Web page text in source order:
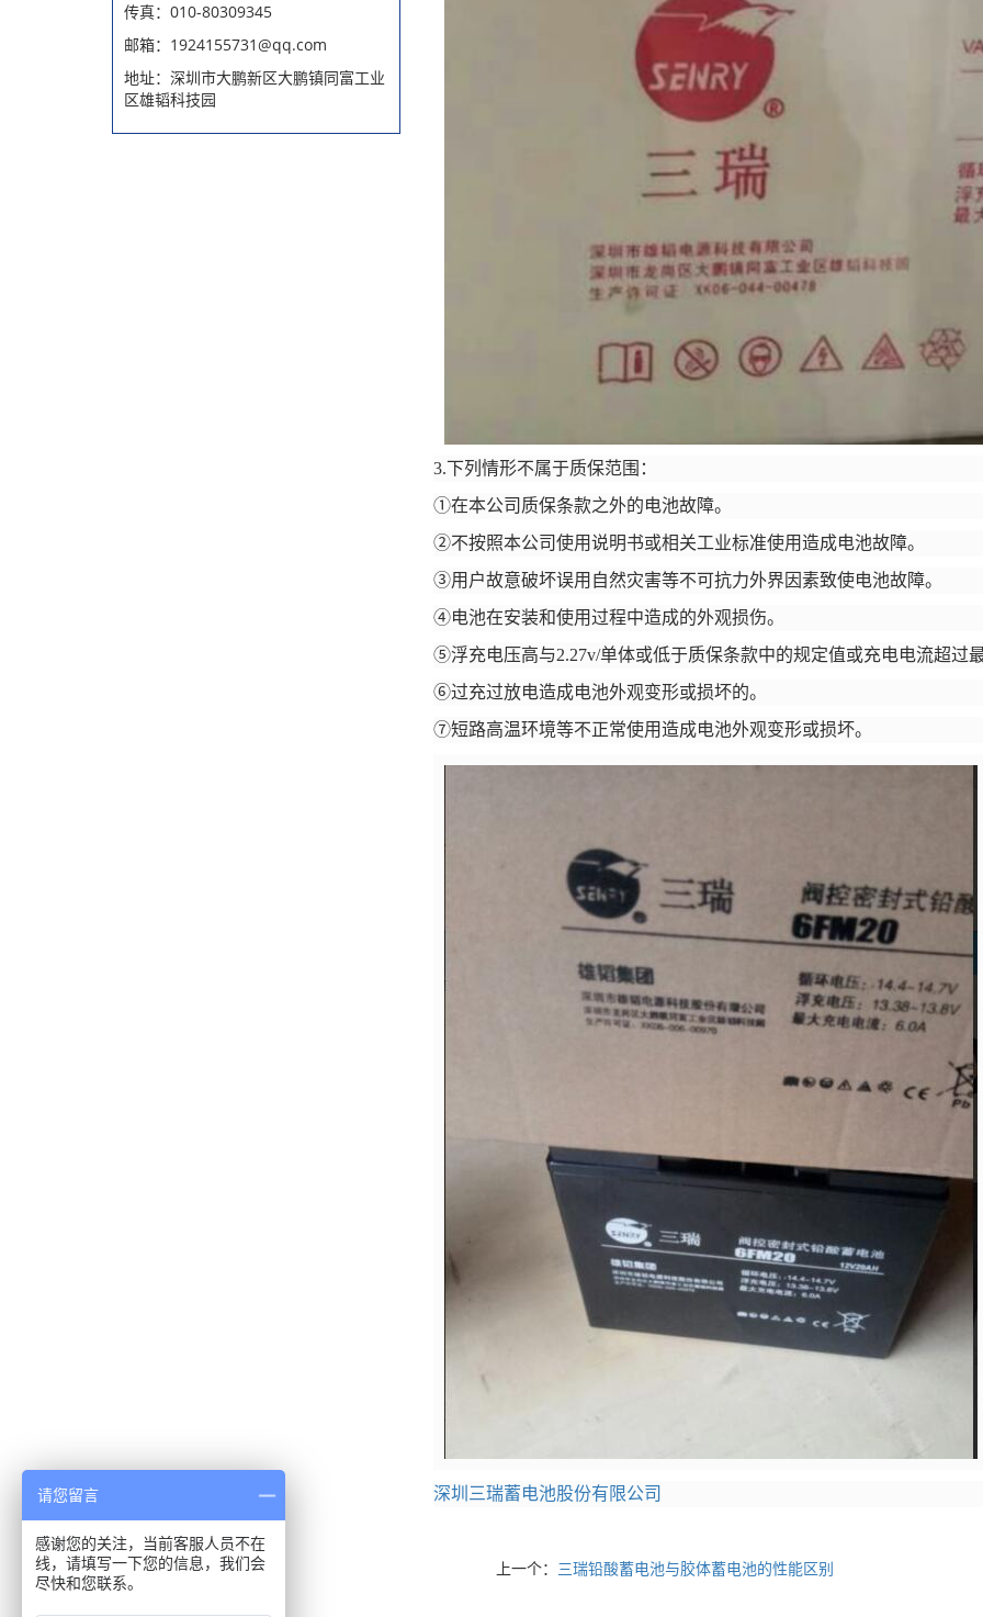
3.下列情形不属于质保范围：
①在本公司质保条款之外的电池故障。
②不按照本公司使用说明书或相关工业标准使用造成电池故障。
③用户故意破坏误用自然灾害等不可抗力外界因素致使电池故障。
④电池在安装和使用过程中造成的外观损伤。
⑤浮充电压高与2.27v/单体或低于质保条款中的规定值或充电电流超过最
⑥过充过放电造成电池外观变形或损坏的。
⑦短路高温环境等不正常使用造成电池外观变形或损坏。
深圳三瑞蓄电池股份有限公司
上一个： 三瑞铅酸蓄电池与胶体蓄电池的性能区别
传真：010-80309345
邮箱：1924155731@qq.com
地址：深圳市大鹏新区大鹏镇同富工业
区雄韬科技园
请您留言
感谢您的关注，当前客服人员不在
线，请填写一下您的信息，我们会
尽快和您联系。